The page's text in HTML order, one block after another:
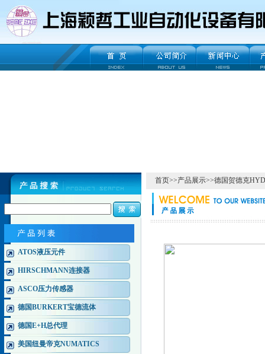
ATOS液压元件
HIRSCHMANN连接器
ASCO压力传感器
德国BURKERT宝德流体
德国E+H总代理
美国纽曼帝克NUMATICS
首页>>产品展示>>德国贺德克